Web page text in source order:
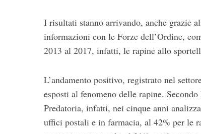
I risultati stanno arrivando, anche grazie
informazioni con le Forze dell’Ordine,
2013 al 2017, infatti, le rapine allo
L’andamento positivo, registrato nel
esposti al fenomeno delle rapine.
Predatoria, infatti, nei cinque anni
uffici postali e in farmacia, al 42% per le
S
e
h
f
o